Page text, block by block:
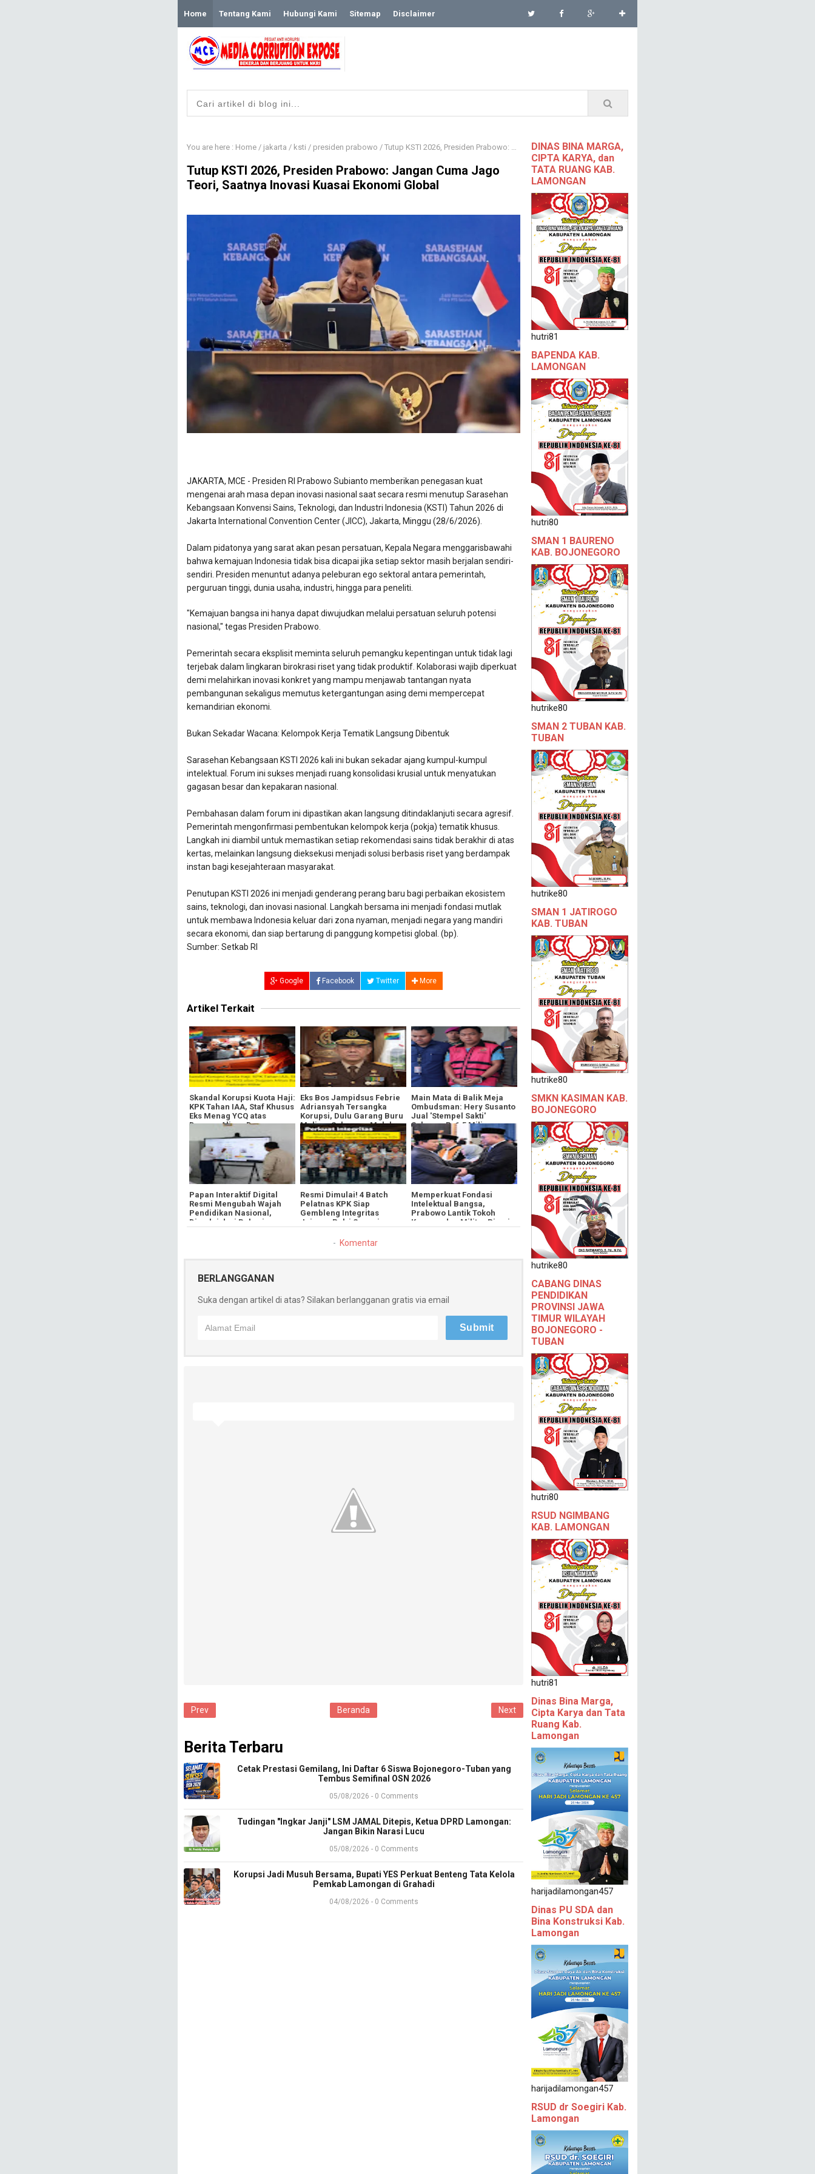
Home Tentang Kami Hubungi Kami Sitemap Disclaimer
You are here : Home / jakarta / ksti / presiden prabowo / ​Tutup KSTI 2026, Presiden Prabowo: Jangan Cuma Jago Teori, Saatnya Inovasi Kuasai Ekonomi Global
​Tutup KSTI 2026, Presiden Prabowo: Jangan Cuma Jago
Teori, Saatnya Inovasi Kuasai Ekonomi Global
​JAKARTA, MCE - Presiden RI Prabowo Subianto memberikan penegasan kuat
mengenai arah masa depan inovasi nasional saat secara resmi menutup Sarasehan
Kebangsaan Konvensi Sains, Teknologi, dan Industri Indonesia (KSTI) Tahun 2026 di
Jakarta International Convention Center (JICC), Jakarta, Minggu (28/6/2026).
​Dalam pidatonya yang sarat akan pesan persatuan, Kepala Negara menggarisbawahi
bahwa kemajuan Indonesia tidak bisa dicapai jika setiap sektor masih berjalan sendiri-
sendiri. Presiden menuntut adanya peleburan ego sektoral antara pemerintah,
perguruan tinggi, dunia usaha, industri, hingga para peneliti.
​"Kemajuan bangsa ini hanya dapat diwujudkan melalui persatuan seluruh potensi
nasional," tegas Presiden Prabowo.
​Pemerintah secara eksplisit meminta seluruh pemangku kepentingan untuk tidak lagi
terjebak dalam lingkaran birokrasi riset yang tidak produktif. Kolaborasi wajib diperkuat
demi melahirkan inovasi konkret yang mampu menjawab tantangan nyata
pembangunan sekaligus memutus ketergantungan asing demi mempercepat
kemandirian ekonomi.
​Bukan Sekadar Wacana: Kelompok Kerja Tematik Langsung Dibentuk
​Sarasehan Kebangsaan KSTI 2026 kali ini bukan sekadar ajang kumpul-kumpul
intelektual. Forum ini sukses menjadi ruang konsolidasi krusial untuk menyatukan
gagasan besar dan kepakaran nasional.
​Pembahasan dalam forum ini dipastikan akan langsung ditindaklanjuti secara agresif.
Pemerintah mengonfirmasi pembentukan kelompok kerja (pokja) tematik khusus.
Langkah ini diambil untuk memastikan setiap rekomendasi sains tidak berakhir di atas
kertas, melainkan langsung dieksekusi menjadi solusi berbasis riset yang berdampak
instan bagi kesejahteraan masyarakat.
​Penutupan KSTI 2026 ini menjadi genderang perang baru bagi perbaikan ekosistem
sains, teknologi, dan inovasi nasional. Langkah bersama ini menjadi fondasi mutlak
untuk membawa Indonesia keluar dari zona nyaman, menjadi negara yang mandiri
secara ekonomi, dan siap bertarung di panggung kompetisi global. (bp).
Sumber: Setkab RI
Google Facebook Twitter More
Artikel Terkait
​Skandal Korupsi Kuota Haji:
KPK Tahan IAA, Staf Khusus
Eks Menag YCQ atas
Dugaan Aliran Dana
Ratusan Miliar
Eks Bos Jampidsus Febrie
Adriansyah Tersangka
Korupsi, Dulu Garang Buru
Maling, Sekarang Malah
Ikutan 'Satu Circle'
​Main Mata di Balik Meja
Ombudsman: Hery Susanto
Jual 'Stempel Sakti'
Seharga Rp1,5 Miliar
​Papan Interaktif Digital
Resmi Mengubah Wajah
Pendidikan Nasional,
Dimulai dari Bekasi
​Resmi Dimulai! 4 Batch
Pelatnas KPK Siap
Gembleng Integritas
Jajaran Polri Sepanjang
Memperkuat Fondasi
Intelektual Bangsa,
Prabowo Lantik Tokoh
Kampus dan Militer Pimpin
Komentar
BERLANGGANAN
Suka dengan artikel di atas? Silakan berlangganan gratis via email
Prev Next
Beranda
Berita Terbaru
Cetak Prestasi Gemilang, Ini Daftar 6 Siswa Bojonegoro-Tuban yang
Tembus Semifinal OSN 2026
05/08/2026 - 0 Comments
​Tudingan "Ingkar Janji" LSM JAMAL Ditepis, Ketua DPRD Lamongan:
Jangan Bikin Narasi Lucu
05/08/2026 - 0 Comments
Korupsi Jadi Musuh Bersama, Bupati YES Perkuat Benteng Tata Kelola
Pemkab Lamongan di Grahadi
04/08/2026 - 0 Comments
DINAS BINA MARGA,
CIPTA KARYA, dan
TATA RUANG KAB.
LAMONGAN
hutri81
BAPENDA KAB.
LAMONGAN
hutri80
SMAN 1 BAURENO
KAB. BOJONEGORO
hutrike80
SMAN 2 TUBAN KAB.
TUBAN
hutrike80
SMAN 1 JATIROGO
KAB. TUBAN
hutrike80
SMKN KASIMAN KAB.
BOJONEGORO
hutrike80
CABANG DINAS
PENDIDIKAN
PROVINSI JAWA
TIMUR WILAYAH
BOJONEGORO -
TUBAN
hutri80
RSUD NGIMBANG
KAB. LAMONGAN
hutri81
Dinas Bina Marga,
Cipta Karya dan Tata
Ruang Kab.
Lamongan
harijadilamongan457
Dinas PU SDA dan
Bina Konstruksi Kab.
Lamongan
harijadilamongan457
RSUD dr Soegiri Kab.
Lamongan